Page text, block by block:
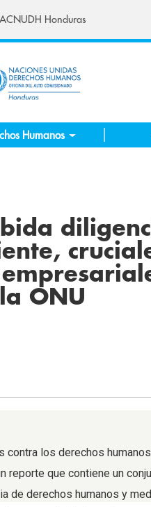
Honduras
Humanos
ONU
contra los derechos
reporte que contiene un
de derechos humanos y